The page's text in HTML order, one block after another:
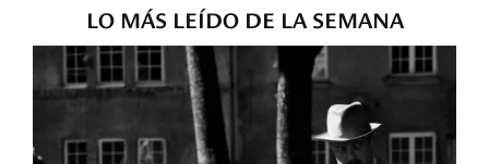
LO MÁS LEÍDO DE LA SEMANA